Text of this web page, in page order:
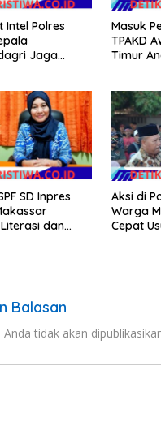
Intel Polres
Jaga
Masuk
TPAKD
Timur
Warga
SD Inpres
dan
Aksi di
Warga
Cepat
Balasan
tidak akan